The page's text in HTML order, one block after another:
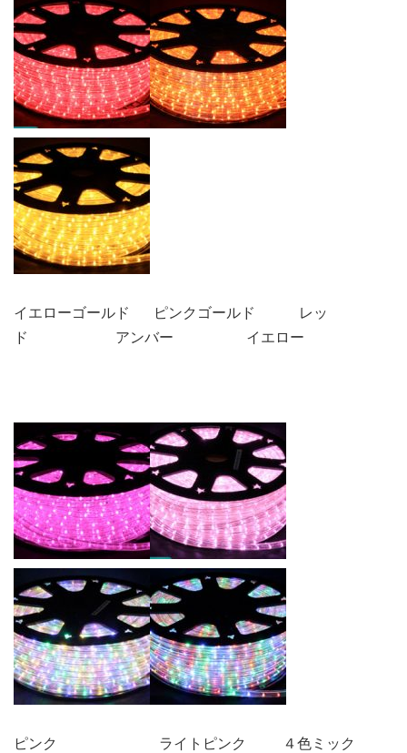
イエローゴールド ピンクゴールド レッ
ド アンバー イエロー
ピンク ライトピンク ４色ミック